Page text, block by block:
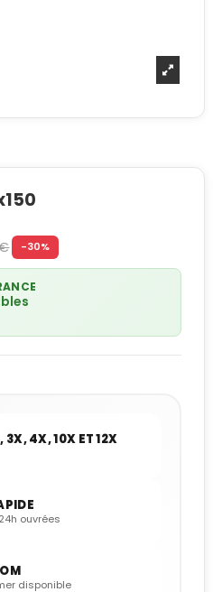
-30%
3X, 4X, 10X ET 12X
ouvrées
disponible